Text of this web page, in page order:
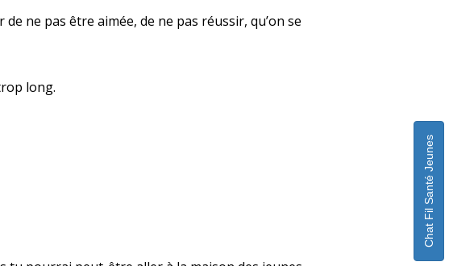
ne pas être aimée, de ne pas réussir, qu’on se
long.
Chat Fil Santé Jeunes